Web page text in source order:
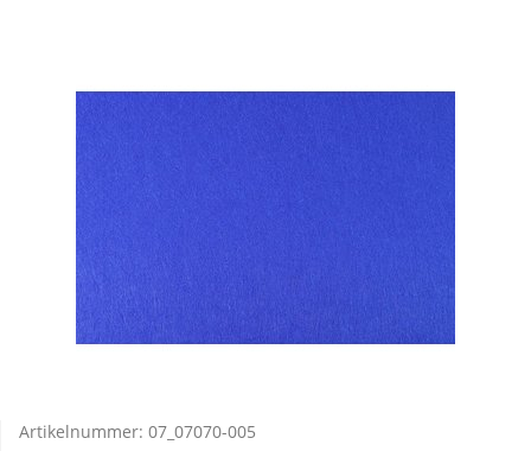
Artikelnummer: 07_07070-005